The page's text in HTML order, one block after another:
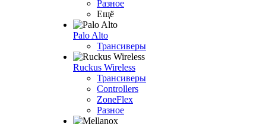
Разное
Ещё
Palo Alto
Трансиверы
Ruckus Wireless
Трансиверы
Controllers
ZoneFlex
Разное